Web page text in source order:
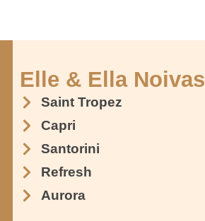
Elle & Ella Noivas
Saint Tropez
Capri
Santorini
Refresh
Aurora